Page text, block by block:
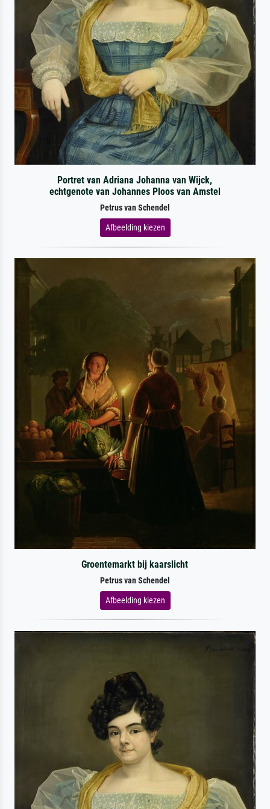
Portret van Adriana Johanna van Wijck,
echtgenote van Johannes Ploos van Amstel
Petrus van Schendel
Afbeelding kiezen
Groentemarkt bij kaarslicht
Petrus van Schendel
Afbeelding kiezen